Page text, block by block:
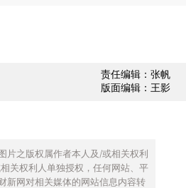
责任编辑：张帆
版面编辑：王影
片之版权属作者本人及/或相关权利
关权利人单独授权，任何网站、平
新网对相关媒体的网站信息内容转